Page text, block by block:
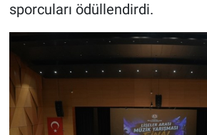
sporcuları ödüllendirdi.